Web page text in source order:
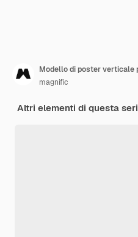
magnific
Altri elementi di questa